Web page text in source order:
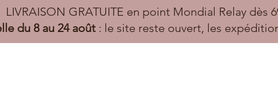
LIVRAISON GRATUITE en point Mondial Relay dès
du 8 au 24 août: le site reste ouvert, les